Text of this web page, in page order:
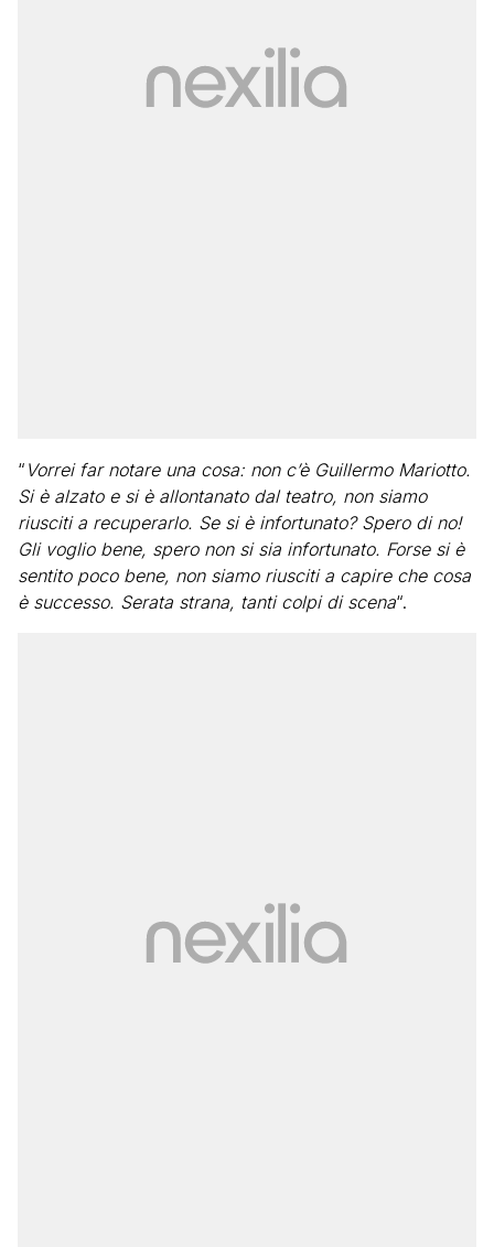
“ Vorrei far notare una cosa: non c’è Guillermo Mariotto.
Si è alzato e si è allontanato dal teatro, non siamo
riusciti a recuperarlo. Se si è infortunato? Spero di no!
Gli voglio bene, spero non si sia infortunato. Forse si è
sentito poco bene, non siamo riusciti a capire che cosa
è successo. Serata strana, tanti colpi di scena“.